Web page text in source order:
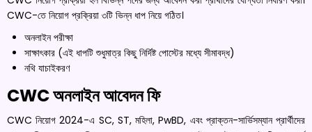
CWC-তে নিয়োগ প্রক্রিয়া ৩টি ভিন্ন ধাপ নিয়ে গঠিত।
অনলাইন পরীক্ষা
সাক্ষাৎকার (এই ধাপটি শুধুমাত্র কিছু নির্দিষ্ট পোস্টের মধ্যে সীমাবদ্ধ)
নথি যাচাইকরণ
CWC অনলাইন আবেদন ফি
CWC নিয়োগ 2024-এ SC, ST, মহিলা, PwBD, এবং প্রাক্তন-সার্ভিসম্যান প্রার্থীদের